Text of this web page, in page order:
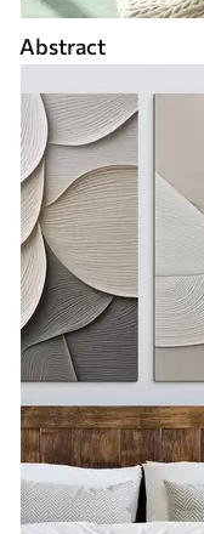
Abstract